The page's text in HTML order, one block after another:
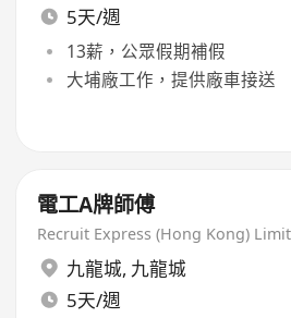
5天/週
13薪，公眾假期補假
大埔廠工作，提供廠車接送
電工A牌師傅
Recruit Express (Hong Kong)
九龍城, 九龍城
5天/週